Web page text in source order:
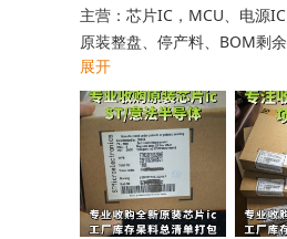
主营：芯片IC，MCU、电源
原装整盘、停产料、BOM剩
工厂清仓、项目取消、仓库
专业人员上门清点核验，报
小批量散料、大批量整仓囤
快速清空仓库，释放仓储空
覆盖全国上门收货，珠三角
展开